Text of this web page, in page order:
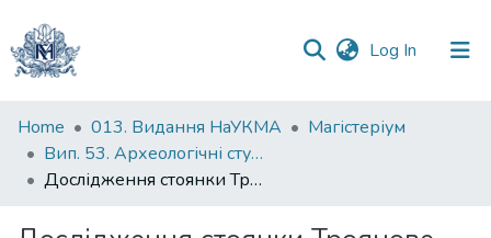
Log In (current)
Communities
&
Collections
Home 013. Видання НаУКМА
Магістеріум
Вип. 53. Археологічні студії
Дослідження стоянки Троянове 4В під Новомиргородом у 2012 році